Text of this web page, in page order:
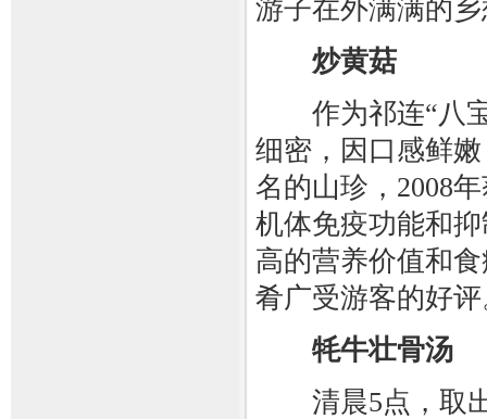
游子在外满满的
炒黄菇
作为祁连“八宝
细密，因口感鲜
名的山珍，2008
机体免疫功能和
高的营养价值和
肴广受游客的好
牦牛壮骨汤
清晨5点，取出